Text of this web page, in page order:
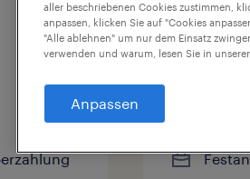
aller beschriebenen Cookies zustimmen,
anpassen, klicken Sie auf "Cookies
"Alle ablehnen" um nur dem Einsatz
verwenden und warum, lesen Sie in unserer
Anpassen